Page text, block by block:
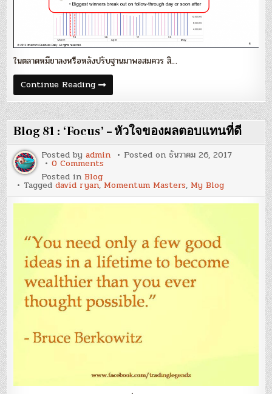
ในตลาดหมีขาลงหรือหลังปรับฐานมาพอสมควร สิ…
Continue ReadingBlog
90
:
‘Market
Rally
ที่
ดี
ควร
เป็น
แบบ
ไหน?’
Blog 81 : ‘Focus’ – หัวใจของผลตอบแทนที่ดี
Posted byadmin Posted on ธันวาคม 26, 2017
0 Commentson
81
:
‘Focus’
–
ตอบแทน
ที่
ดี
Posted inBlog
Taggeddavid ryan,Momentum Masters, My Blog